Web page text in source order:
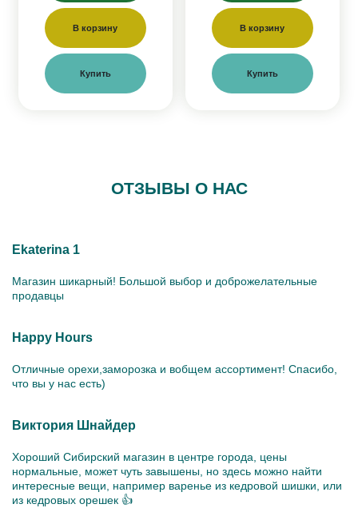
В корзину
Купить
В корзину
Купить
ОТЗЫВЫ О НАС
Ekaterina 1
Магазин шикарный! Большой выбор и доброжелательные
продавцы
Happy Hours
Отличные орехи,заморозка и вобщем ассортимент! Спасибо,
что вы у нас есть)
Виктория Шнайдер
Хороший Сибирский магазин в центре города, цены
нормальные, может чуть завышены, но здесь можно найти
интересные вещи, например варенье из кедровой шишки, или
из кедровых орешек 👍